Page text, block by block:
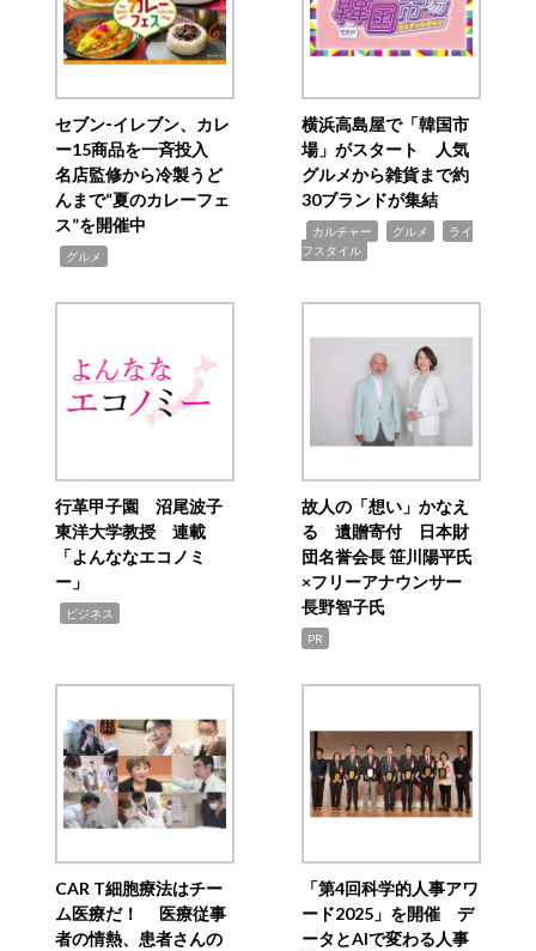
セブン‐イレブン、カレ
ー15商品を一斉投入
名店監修から冷製うど
んまで“夏のカレーフェ
ス”を開催中
グルメ
横浜高島屋で「韓国市
場」がスタート 人気
グルメから雑貨まで約
30ブランドが集結
カルチャー グルメ
ライ
フスタイル
行革甲子園 沼尾波子
東洋大学教授 連載
「よんななエコノミ
ー」
ビジネス
故人の「想い」かなえ
る 遺贈寄付 日本財
団名誉会長 笹川陽平氏
×フリーアナウンサー
長野智子氏
PR
CAR T細胞療法はチー
ム医療だ！ 医療従事
者の情熱、患者さんの
「第4回科学的人事アワ
ード2025」を開催 デ
ータとAIで変わる人事